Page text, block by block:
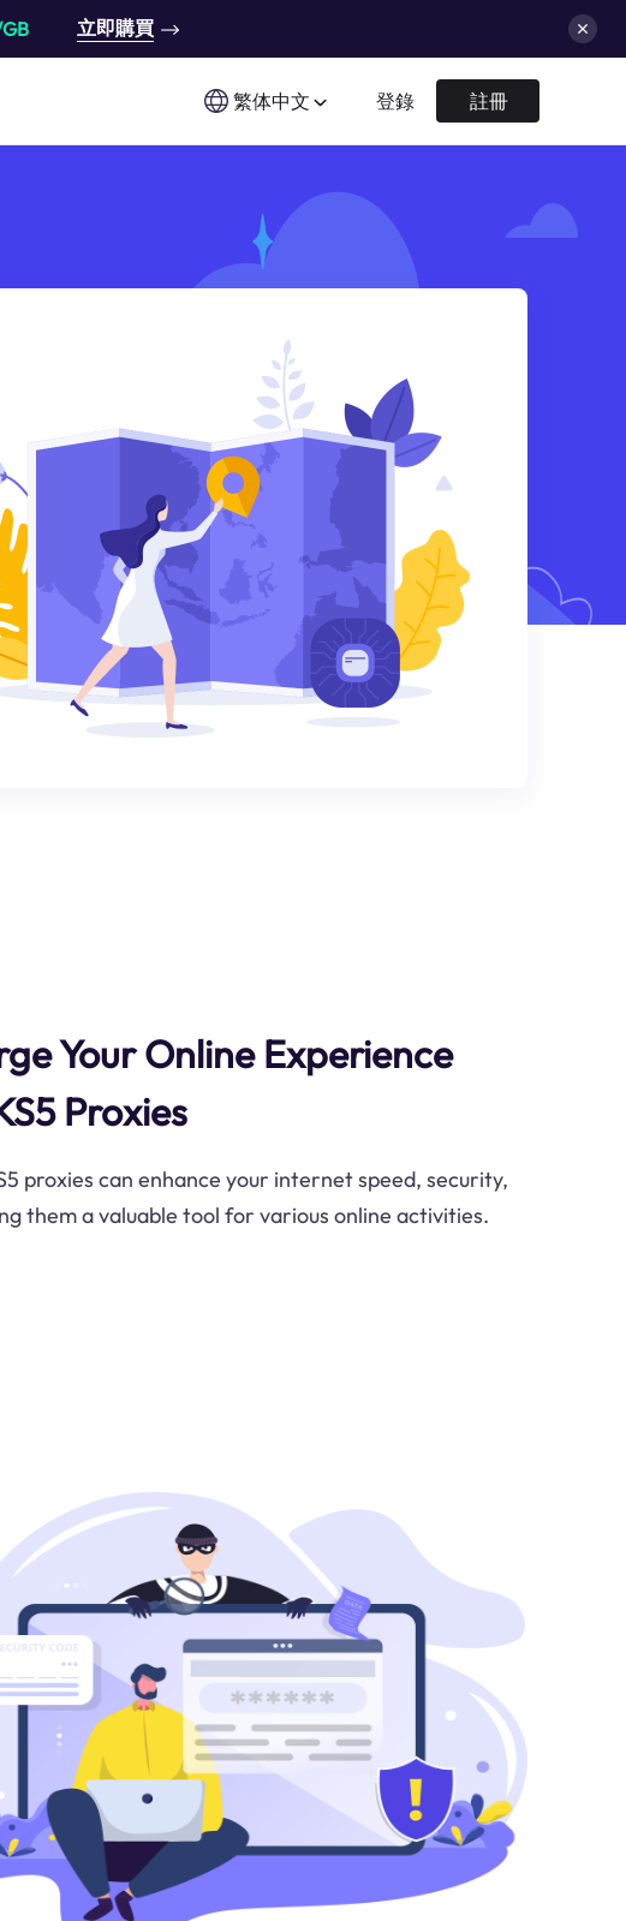
立即購買
繁体中文 登錄 註冊
Your Online Experience
Proxies
proxies can enhance your internet speed, security,
them a valuable tool for various online activities.